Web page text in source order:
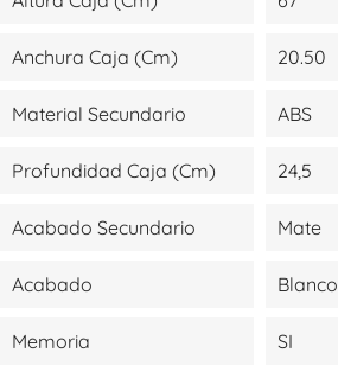
Anchura Caja (cm) 20.50
Material Secundario ABS
Profundidad Caja (cm) 24,5
Acabado Secundario Mate
Acabado Blanco
Memoria SI